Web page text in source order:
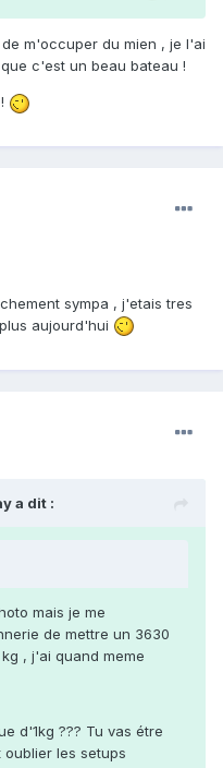
m'occuper du mien , je l'ai
c'est un beau bateau !
sympa , j'etais tres
aujourd'hui
a dit :
mais je me
de mettre un 3630
, j'ai quand meme
d'1kg ??? Tu vas étre
oublier les setups